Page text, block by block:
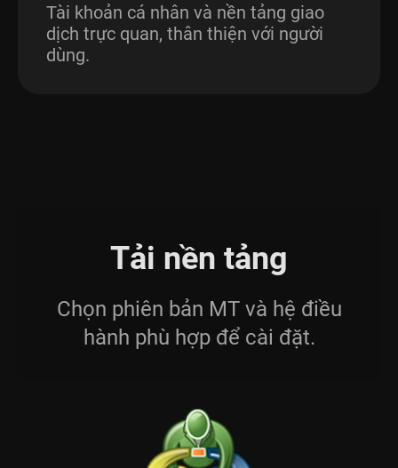
Tài khoản cá nhân và nền tảng giao
dịch trực quan, thân thiện với người
dùng.
Tải nền tảng
Chọn phiên bản MT và hệ điều
hành phù hợp để cài đặt.